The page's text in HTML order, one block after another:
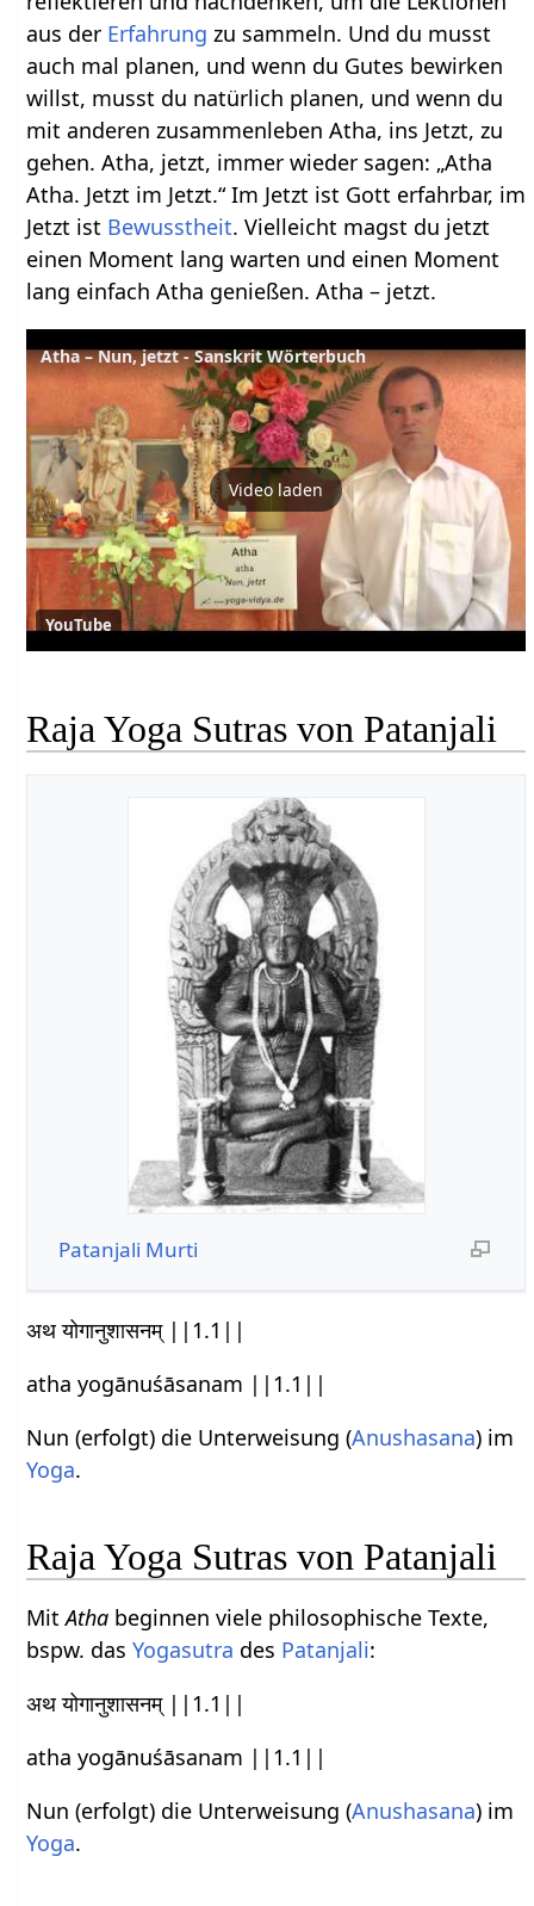
aus der Erfahrung zu sammeln. Und du musst
auch mal planen, und wenn du Gutes bewirken
willst, musst du natürlich planen, und wenn du
mit anderen zusammenleben Atha, ins Jetzt, zu
gehen. Atha, jetzt, immer wieder sagen: „Atha
Atha. Jetzt im Jetzt.“ Im Jetzt ist Gott erfahrbar, im
Jetzt ist Bewusstheit. Vielleicht magst du jetzt
einen Moment lang warten und einen Moment
lang einfach Atha genießen. Atha – jetzt.
Atha – Nun, jetzt - Sanskrit Wörterbuch
Video laden
YouTube
Raja Yoga Sutras von Patanjali
Patanjali Murti
अथ योगानुशासनम् ||1.1||
atha yogānuśāsanam ||1.1||
Nun (erfolgt) die Unterweisung (Anushasana) im
Yoga.
Raja Yoga Sutras von Patanjali
MitAtha beginnen viele philosophische Texte,
bspw. dasYogasutra des Patanjali:
अथ योगानुशासनम् ||1.1||
atha yogānuśāsanam ||1.1||
Nun (erfolgt) die Unterweisung (Anushasana) im
Yoga.